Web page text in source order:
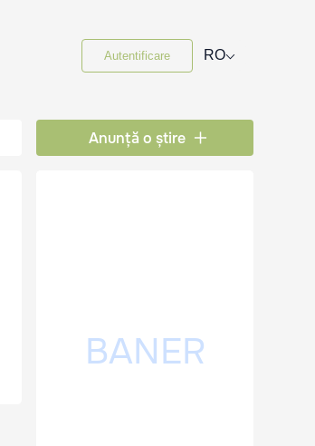
Autentificare RO⌵
Anunță o știre